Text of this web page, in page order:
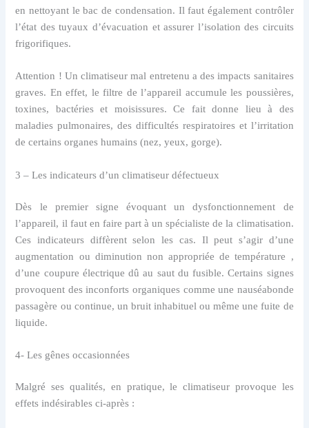
en nettoyant le bac de condensation. Il faut également contrôler
l’état des tuyaux d’évacuation et assurer l’isolation des circuits
frigorifiques.
Attention ! Un climatiseur mal entretenu a des impacts sanitaires
graves. En effet, le filtre de l’appareil accumule les poussières,
toxines, bactéries et moisissures. Ce fait donne lieu à des
maladies pulmonaires, des difficultés respiratoires et l’irritation
de certains organes humains (nez, yeux, gorge).
3 – Les indicateurs d’un climatiseur défectueux
Dès le premier signe évoquant un dysfonctionnement de
l’appareil, il faut en faire part à un spécialiste de la climatisation.
Ces indicateurs diffèrent selon les cas. Il peut s’agir d’une
augmentation ou diminution non appropriée de température ,
d’une coupure électrique dû au saut du fusible. Certains signes
provoquent des inconforts organiques comme une nauséabonde
passagère ou continue, un bruit inhabituel ou même une fuite de
liquide.
4- Les gênes occasionnées
Malgré ses qualités, en pratique, le climatiseur provoque les
effets indésirables ci-après :